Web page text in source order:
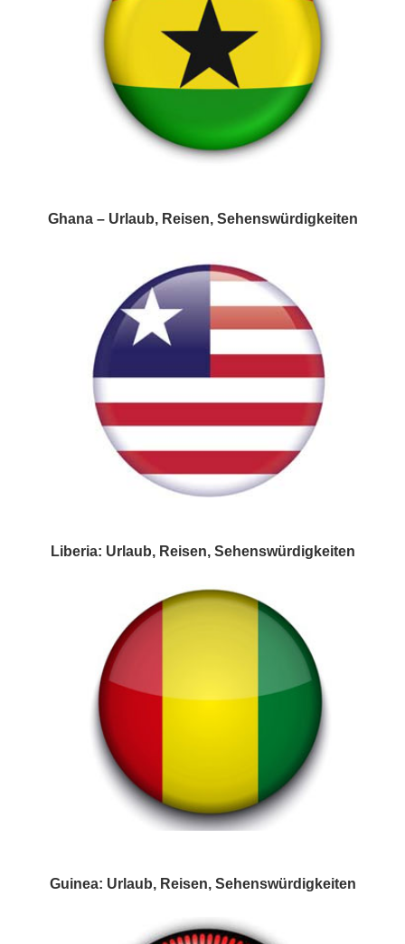
Ghana – Urlaub, Reisen, Sehenswürdigkeiten
Liberia: Urlaub, Reisen, Sehenswürdigkeiten
Guinea: Urlaub, Reisen, Sehenswürdigkeiten